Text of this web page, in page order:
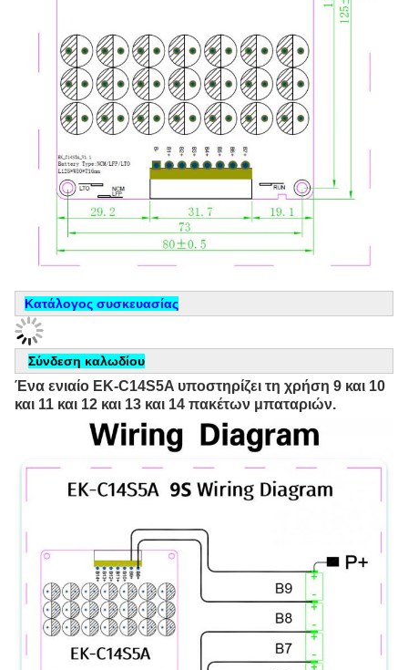
Κατάλογος συσκευασίας
Σύνδεση καλωδίου
Ένα ενιαίο EK-C14S5A υποστηρίζει τη χρήση 9 και 10
και 11 και 12 και 13 και 14 πακέτων μπαταριών.